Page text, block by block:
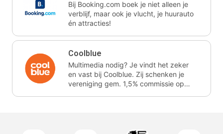
Bij Booking.com boek je niet alleen je
verblijf, maar ook je vlucht, je huurauto
én attracties!
Coolblue
Multimedia nodig? Je vindt het zeker
en vast bij Coolblue. Zij schenken je
vereniging gem. 1,5% commissie op